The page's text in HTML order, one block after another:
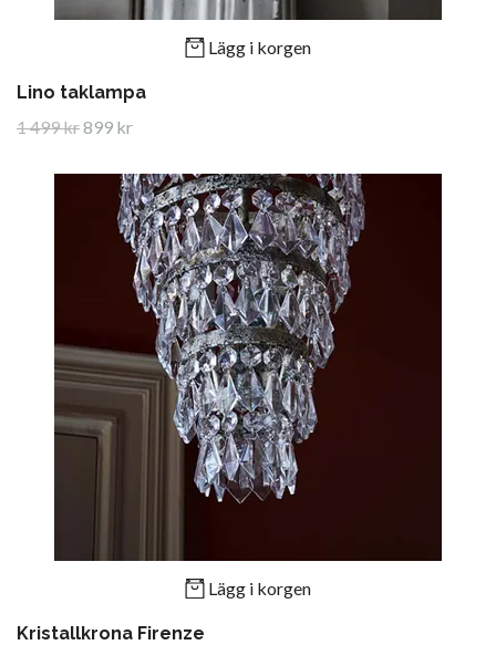
Lägg i korgen
Lino taklampa
1 499 kr899 kr
Lägg i korgen
Kristallkrona Firenze